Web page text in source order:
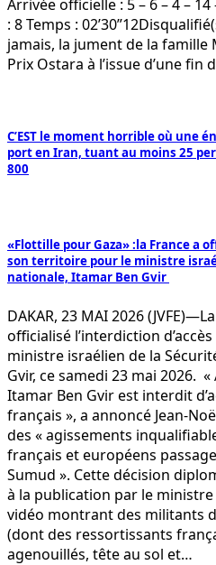
Arrivée officielle : 5 – 6 – 4 –
: 8 Temps :
jamais, la jument de la famille
Prix Ostara à l’issue d’une
C’EST le moment horrible où une
port en Iran, tuant au moins 25
800
«Flottille pour Gaza» :la France a
son territoire pour le ministre
nationale, Itamar Ben Gvir
DAKAR, 23 MAI 2026
officialisé l’interdiction
ministre israélien de la
Gvir, ce samedi 23 mai 2026.
Itamar Ben Gvir est interdit
français », a annoncé Jean-
des « agissements
français et européens
Sumud ». Cette décision
à la publication par le ministre
vidéo montrant des militants
(dont des ressortissants
agenouillés, tête au sol et…